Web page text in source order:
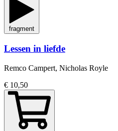
fragment
Lessen in liefde
Remco Campert, Nicholas Royle
€ 10,50